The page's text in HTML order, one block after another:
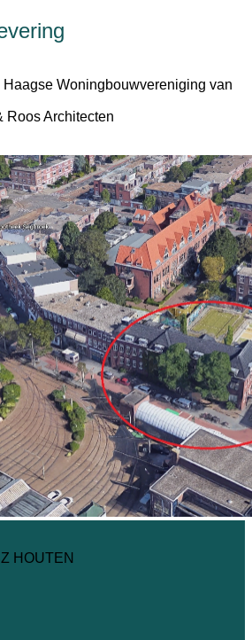
Haagse Woningbouwvereniging van
Roos Architecten
HOUTEN